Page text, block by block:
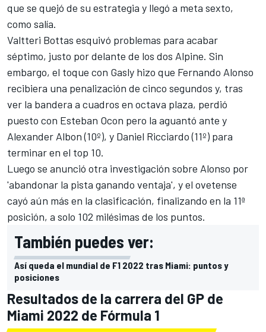
que se quejó de su estrategia y llegó a meta sexto,
como salía.
Valtteri Bottas esquivó problemas para acabar
séptimo, justo por delante de los dos Alpine. Sin
embargo, el toque con Gasly hizo que Fernando Alonso
recibiera una penalización de cinco segundos y, tras
ver la bandera a cuadros en octava plaza, perdió
puesto con Esteban Ocon pero la aguantó ante y
Alexander Albon(10º), y Daniel Ricciardo(11º) para
terminar en el top 10.
Luego se anunció otra investigación sobre Alonso por
'abandonar la pista ganando ventaja', y el ovetense
cayó aún más en la clasificación, finalizando en la 11ª
posición, a solo 102 milésimas de los puntos.
También puedes ver:
Así queda el mundial de F1 2022 tras Miami: puntos y
posiciones
Resultados de la carrera del GP de
Miami 2022 de Fórmula 1